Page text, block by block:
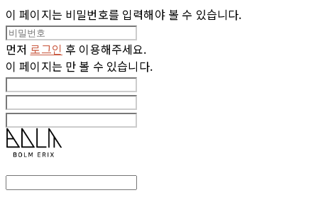
이 페이지는 비밀번호를 입력해야 볼 수 있습니다.
먼저 로그인 후 이용해주세요.
이 페이지는 만 볼 수 있습니다.